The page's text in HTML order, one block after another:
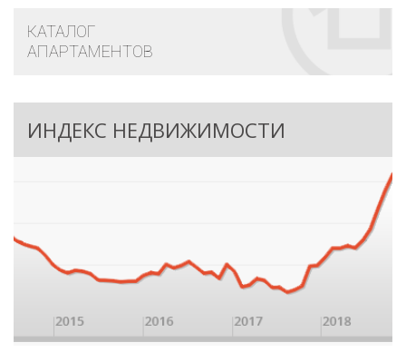
КАТАЛОГ
АПАРТАМЕНТОВ
ИНДЕКС НЕДВИЖИМОСТИ